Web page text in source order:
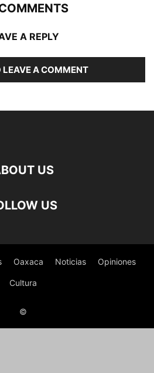
A REPLY
LEAVE A COMMENT
US
US
Oaxaca Noticias Opiniones
Cultura
©